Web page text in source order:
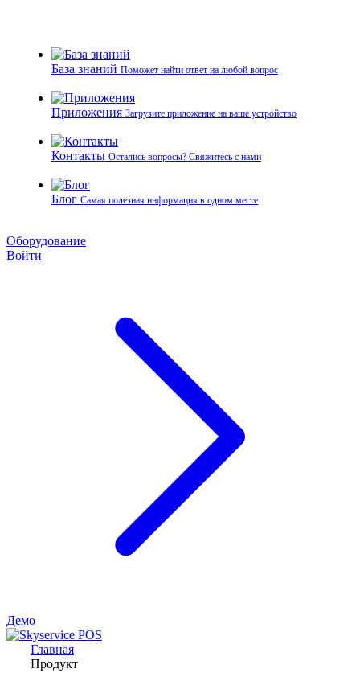
База знаний Поможет найти ответ на любой вопрос
Приложения Загрузите приложение на ваше устройство
Контакты Остались вопросы? Свяжитесь с нами
Блог Самая полезная информация в одном месте
Оборудование
Войти
Демо
Главная
Продукт